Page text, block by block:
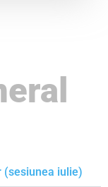
(sesiunea iulie)